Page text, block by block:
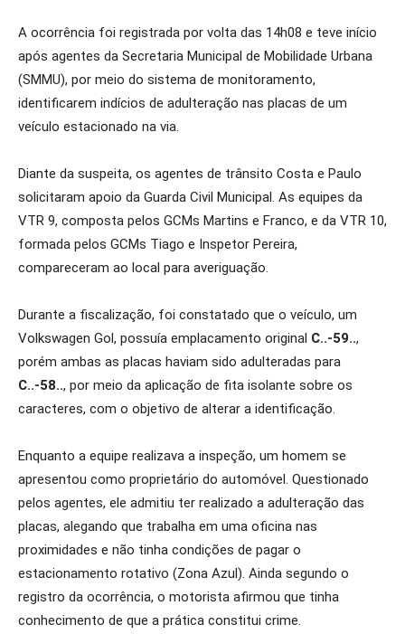
A ocorrência foi registrada por volta das 14h08 e teve início
após agentes da Secretaria Municipal de Mobilidade Urbana
(SMMU), por meio do sistema de monitoramento,
identificarem indícios de adulteração nas placas de um
veículo estacionado na via.
Diante da suspeita, os agentes de trânsito Costa e Paulo
solicitaram apoio da Guarda Civil Municipal. As equipes da
VTR 9, composta pelos GCMs Martins e Franco, e da VTR 10,
formada pelos GCMs Tiago e Inspetor Pereira,
compareceram ao local para averiguação.
Durante a fiscalização, foi constatado que o veículo, um
Volkswagen Gol, possuía emplacamento original C..-59..,
porém ambas as placas haviam sido adulteradas para
C..-58.., por meio da aplicação de fita isolante sobre os
caracteres, com o objetivo de alterar a identificação.
Enquanto a equipe realizava a inspeção, um homem se
apresentou como proprietário do automóvel. Questionado
pelos agentes, ele admitiu ter realizado a adulteração das
placas, alegando que trabalha em uma oficina nas
proximidades e não tinha condições de pagar o
estacionamento rotativo (Zona Azul). Ainda segundo o
registro da ocorrência, o motorista afirmou que tinha
conhecimento de que a prática constitui crime.